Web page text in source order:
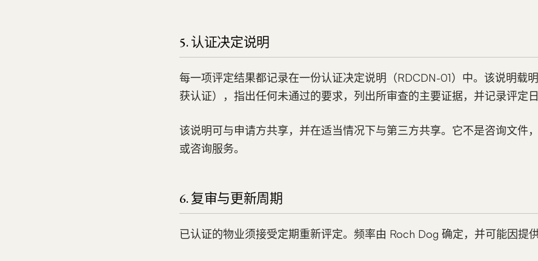
5. 认证决定说明
每一项评定结果都记录在一份认证决定说明（RDCDN-01）中。该说明载
获认证），指出任何未通过的要求，列出所审查的主要证据，并记录评定日
该说明可与申请方共享，并在适当情况下与第三方共享。它不是咨询文件
或咨询服务。
6. 复审与更新周期
已认证的物业须接受定期重新评定。频率由 Roch Dog 确定，并可能因提供